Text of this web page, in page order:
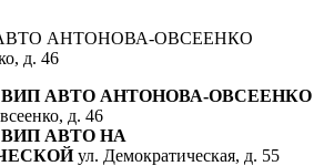
АНТОНОВА-ОВСЕЕНКО
д. 46
АВТО АНТОНОВА-ОВСЕЕНКО
д. 46
АВТО НА
ул. Демократическая, д. 55